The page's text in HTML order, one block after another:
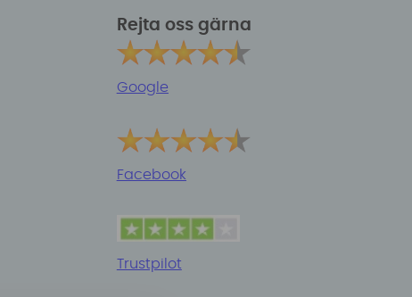
Rejta oss gärna
Google
Facebook
Trustpilot